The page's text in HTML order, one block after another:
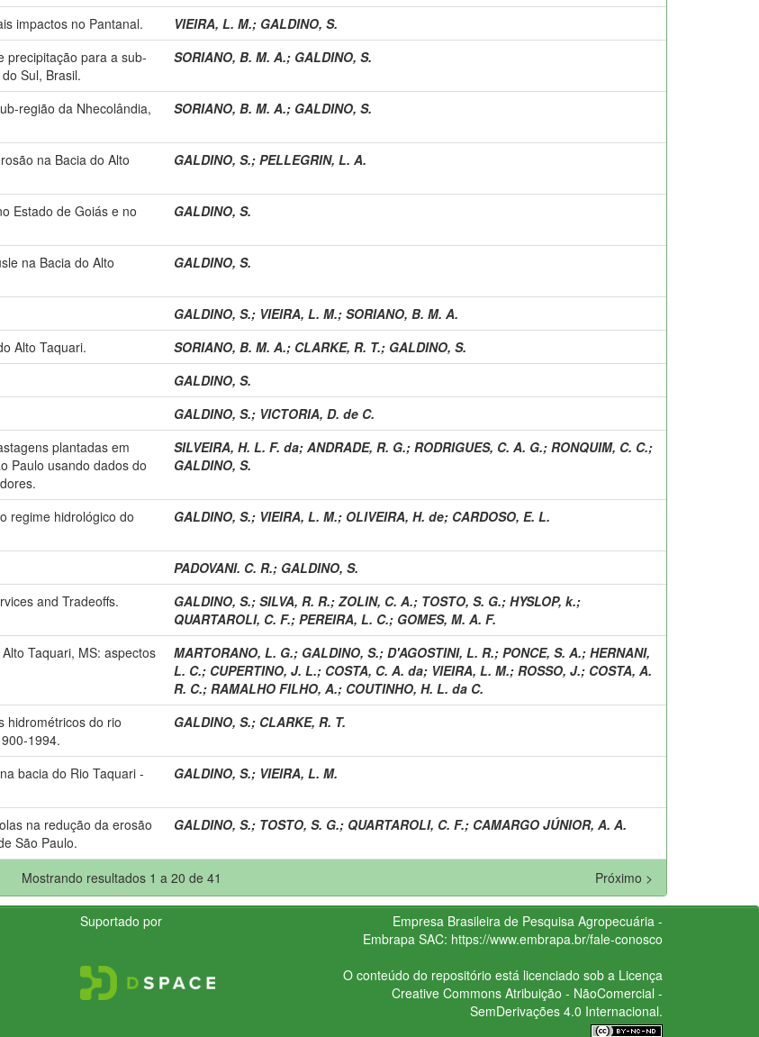
impactos no Pantanal. VIEIRA, L. M.; GALDINO, S.
precipitação para a sub-
Sul, Brasil.
SORIANO, B. M. A.; GALDINO, S.
região da Nhecolândia,
SORIANO, B. M. A.; GALDINO, S.
na Bacia do Alto
GALDINO, S.; PELLEGRIN, L. A.
Estado de Goiás e no
GALDINO, S.
na Bacia do Alto
GALDINO, S.
GALDINO, S.; VIEIRA, L. M.; SORIANO, B. M. A.
Alto Taquari. SORIANO, B. M. A.; CLARKE, R. T.; GALDINO, S.
GALDINO, S.
GALDINO, S.; VICTORIA, D. de C.
plantadas em
Paulo usando dados do
SILVEIRA, H. L. F. da; ANDRADE, R. G.; RODRIGUES, C. A. G.; RONQUIM, C. C.;
GALDINO, S.
regime hidrológico do
GALDINO, S.; VIEIRA, L. M.; OLIVEIRA, H. de; CARDOSO, E. L.
PADOVANI. C. R.; GALDINO, S.
and Tradeoffs. GALDINO, S.; SILVA, R. R.; ZOLIN, C. A.; TOSTO, S. G.; HYSLOP, k.;
QUARTAROLI, C. F.; PEREIRA, L. C.; GOMES, M. A. F.
Taquari, MS: aspectos
MARTORANO, L. G.; GALDINO, S.; D'AGOSTINI, L. R.; PONCE, S. A.; HERNANI,
L. C.; CUPERTINO, J. L.; COSTA, C. A. da; VIEIRA, L. M.; ROSSO, J.; COSTA, A.
R. C.; RAMALHO FILHO, A.; COUTINHO, H. L. da C.
hidrométricos do rio
1994.
GALDINO, S.; CLARKE, R. T.
bacia do Rio Taquari -
GALDINO, S.; VIEIRA, L. M.
na redução da erosão
São Paulo.
GALDINO, S.; TOSTO, S. G.; QUARTAROLI, C. F.; CAMARGO JÚNIOR, A. A.
Mostrando resultados 1 a 20 de 41 Próximo >
Suportado por
Empresa Brasileira de Pesquisa Agropecuária -
Embrapa SAC: https://www.embrapa.br/fale-conosco
O conteúdo do repositório está licenciado sob a Licença
Creative CommonsAtribuição - NãoComercial -
SemDerivações 4.0 Internacional.